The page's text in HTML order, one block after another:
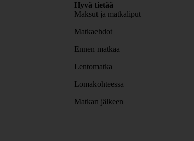
Hyvä tietää
Maksut ja matkaliput
Matkaehdot
Ennen matkaa
Lentomatka
Lomakohteessa
Matkan jälkeen